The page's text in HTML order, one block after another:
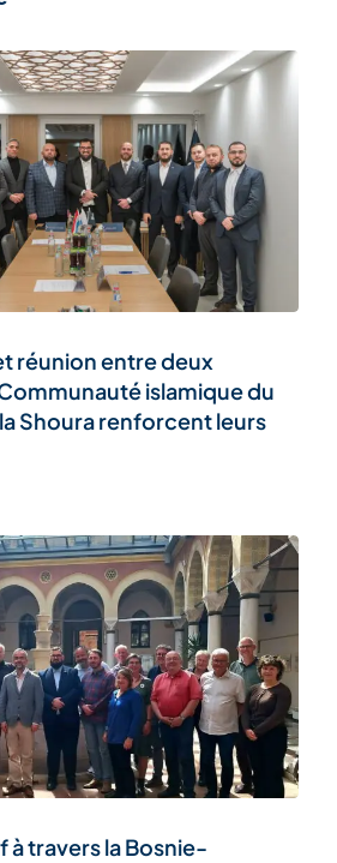
réunion entre deux
islamique du
Shoura renforcent leurs
à travers la Bosnie-